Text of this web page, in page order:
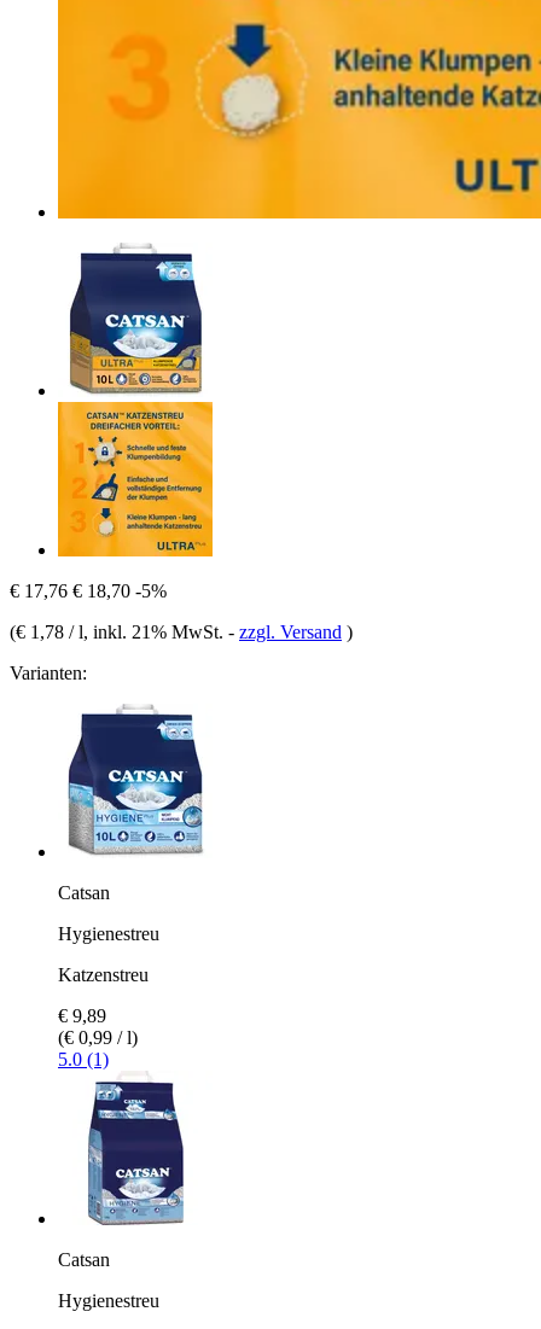
€ 17,76 € 18,70 -5%
(€ 1,78 / l, inkl. 21% MwSt. - zzgl. Versand )
Varianten:
Catsan
Hygienestreu
Katzenstreu
€ 9,89
(€ 0,99 / l)
5.0 (1)
Catsan
Hygienestreu